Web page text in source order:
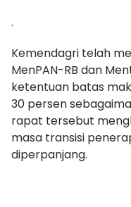
.
Kemendagri telah
MenPAN-RB dan
ketentuan batas
30 persen
rapat tersebut
masa transisi
diperpanjang.